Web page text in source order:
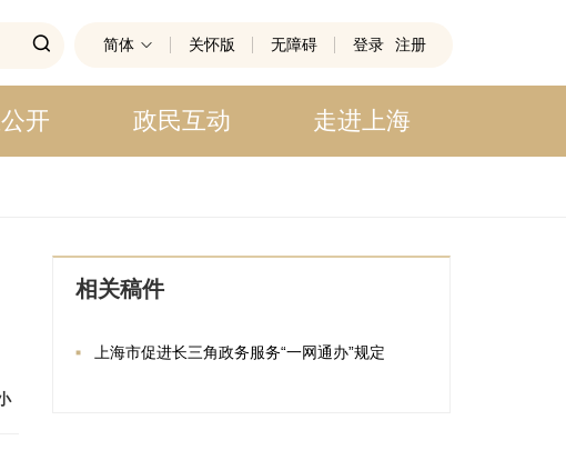
简体 关怀版 无障碍 登录 注册
开 政民互动 走进上海
相关稿件
上海市促进长三角政务服务“一网通办”规定